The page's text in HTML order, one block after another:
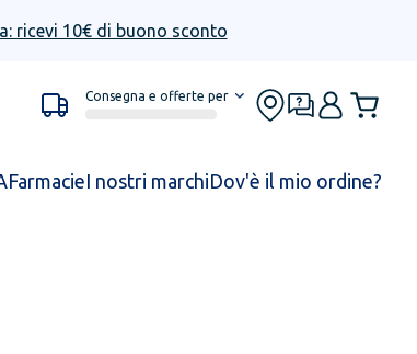
ricevi 10€ di buono sconto
Consegna e offerte per
FarmacieI nostri marchiDov'è il mio ordine?